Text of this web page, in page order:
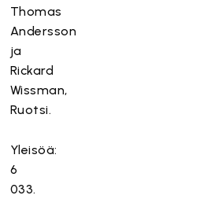
Thomas
Andersson
ja
Rickard
Wissman,
Ruotsi.
Yleisöä:
6
033.